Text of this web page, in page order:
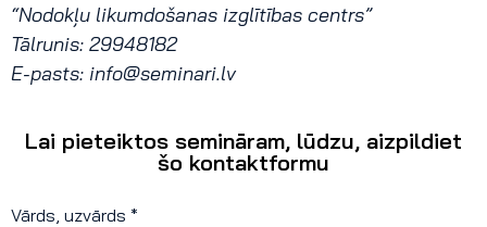
“Nodokļu likumdošanas izglītības centrs”
Tālrunis: 29948182
E-pasts: info@seminari.lv
Lai pieteiktos semināram, lūdzu, aizpildiet
šo kontaktformu
Vārds, uzvārds *